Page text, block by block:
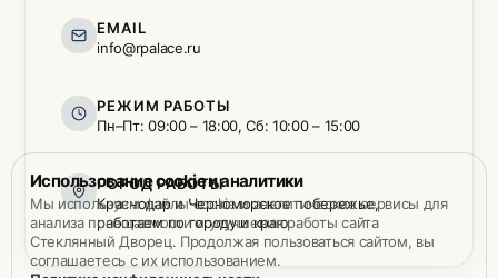
EMAIL
info@rpalace.ru
РЕЖИМ РАБОТЫ
Пн–Пт: 09:00 – 18:00, Сб: 10:00 – 15:00
ГОРОД РАБОТЫ
Краснодар и Черноморское побережье,
работаем по городу и краю
Использование cookie и аналитики
Мы используем файлы cookie и аналитические сервисы для
анализа посещаемости и улучшения работы сайта
Стеклянный Дворец. Продолжая пользоваться сайтом, вы
соглашаетесь с их использованием.